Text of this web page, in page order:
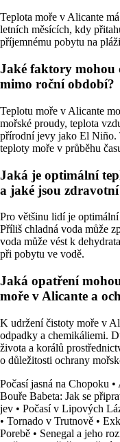
Teplota moře v Alicante
letních měsících, kdy
příjemnému pobytu na
Jaké faktory mohou
mimo roční období?
Teplotu moře v Alicante
mořské proudy, teplota
přírodní jevy jako El Niño.
teploty moře v průběhu
Jaká je optimální
a jaké jsou
Pro většinu lidí je
Příliš chladná voda může
voda může vést k
při pobytu ve vodě.
Jaká opatření
moře v Alicante a
K udržení čistoty moře v
odpadky a chemikáliemi.
života a korálů
o důležitosti ochrany
Počasí jasná na Chopoku •
Bouře Babeta: Jak se
jev • Počasí v Lipových
• Tornado v Trutnově •
Porebě • Senegal a jeho